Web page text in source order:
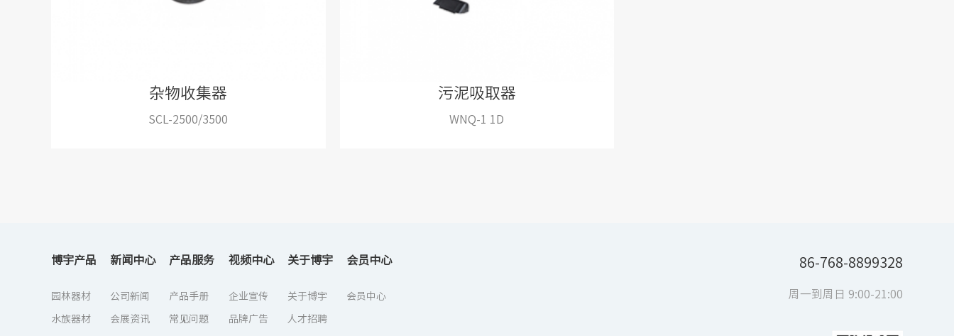
杂物收集器
SCL-2500/3500
污泥吸取器
WNQ-1 1D
博宇产品
园林器材
水族器材
新闻中心
公司新闻
会展资讯
产品服务
产品手册
常见问题
视频中心
企业宣传
品牌广告
关于博宇
关于博宇
人才招聘
会员中心
会员中心
86-768-8899328
周一到周日 9:00-21:00